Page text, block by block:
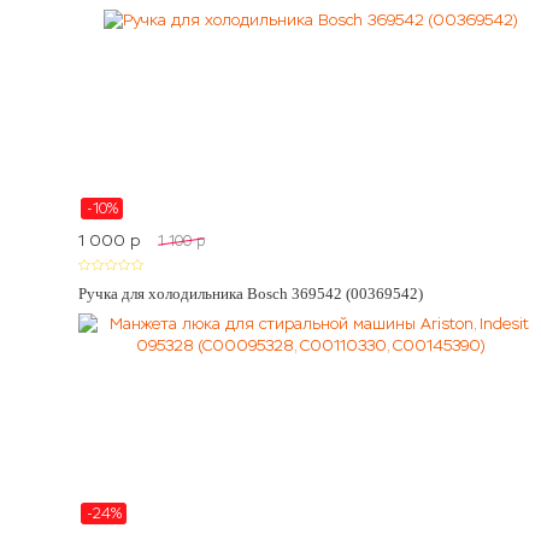
-10%
1 000 p 1 100 p
Ручка для холодильника Bosch 369542 (00369542)
-24%